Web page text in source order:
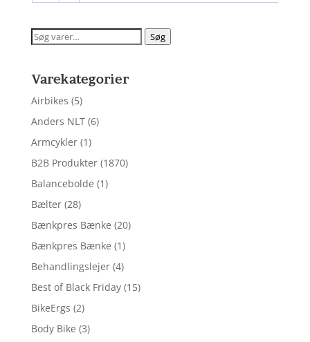
Søg
Søg
Varekategorier
Airbikes (5)
Anders NLT (6)
Armcykler (1)
B2B Produkter (1870)
Balancebolde (1)
Bælter (28)
Bænkpres Bænke (20)
Bænkpres Bænke (1)
Behandlingslejer (4)
Best of Black Friday (15)
BikeErgs (2)
Body Bike (3)